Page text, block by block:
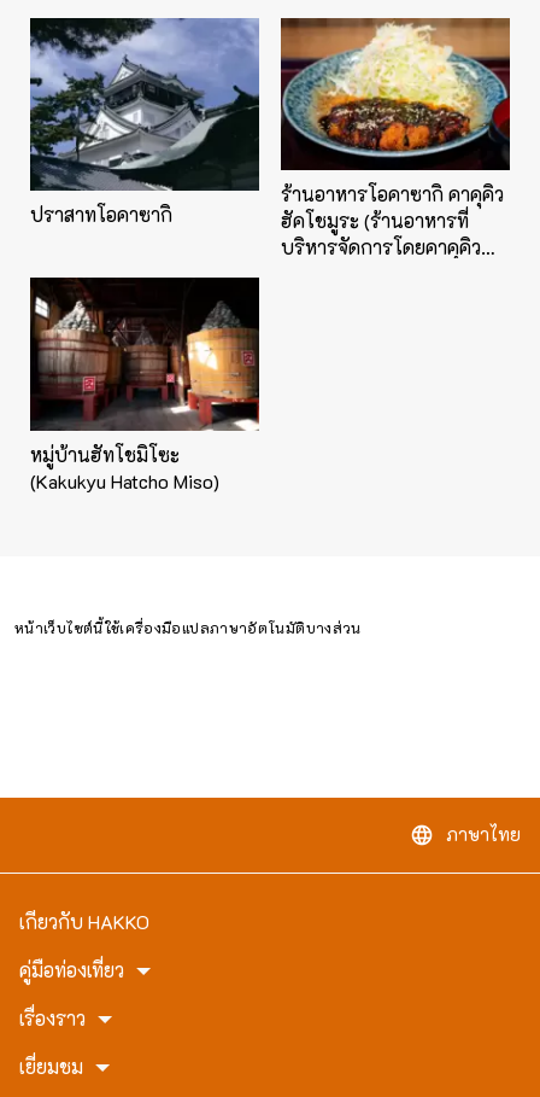
ปราสาทโอคาซากิ
ร้านอาหารโอคาซากิ คาคุคิว
ฮัคโชมูระ (ร้านอาหารที่
บริหารจัดการโดยคาคุคิว
หมู่บ้านฮัทโชมิโซะ
(Kakukyu Hatcho Miso)
หน้าเว็บไซต์นี้ใช้เครื่องมือแปลภาษาอัตโนมัติบางส่วน
language ภาษาไทย
เกี่ยวกับ HAKKO
คู่มือท่องเที่ยว
เรื่องราว
เยี่ยมชม